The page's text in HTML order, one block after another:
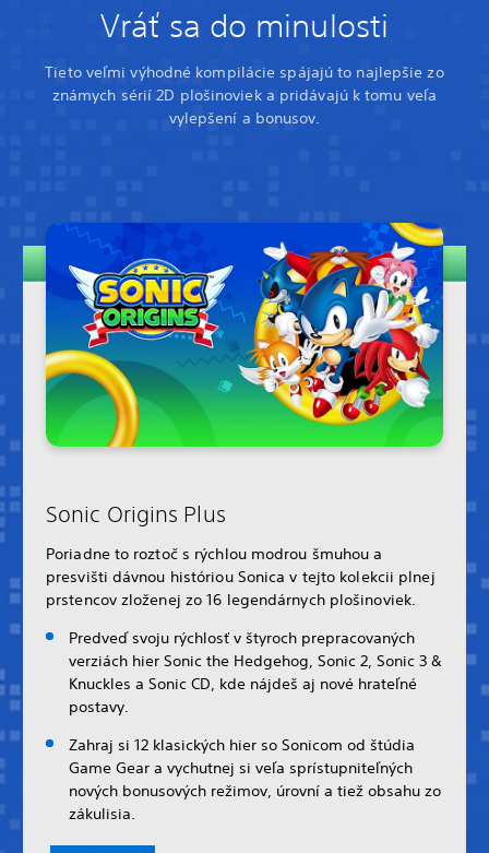
Vráť sa do minulosti
Tieto veľmi výhodné kompilácie spájajú to najlepšie zo
známych sérií 2D plošinoviek a pridávajú k tomu veľa
vylepšení a bonusov.
Sonic Origins Plus
Poriadne to roztoč s rýchlou modrou šmuhou a
presvišti dávnou históriou Sonica v tejto kolekcii plnej
prstencov zloženej zo 16 legendárnych plošinoviek.
Predveď svoju rýchlosť v štyroch prepracovaných
verziách hier Sonic the Hedgehog, Sonic 2, Sonic 3 &
Knuckles a Sonic CD, kde nájdeš aj nové hrateľné
postavy.
Zahraj si 12 klasických hier so Sonicom od štúdia
Game Gear a vychutnej si veľa sprístupniteľných
nových bonusových režimov, úrovní a tiež obsahu zo
zákulisia.